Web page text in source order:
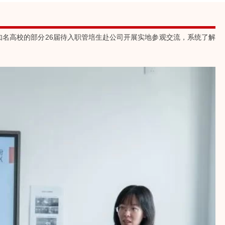
名高校的部分26届待入职管培生赴公司开展实地参观交流，系统了解